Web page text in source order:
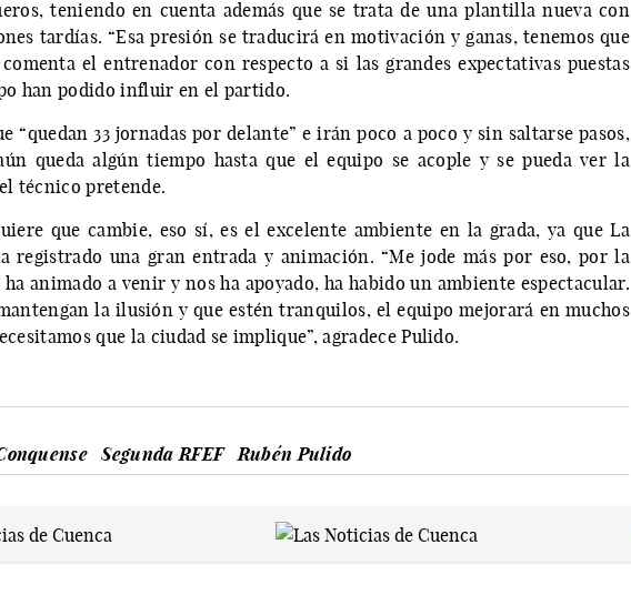
teniendo en cuenta además que se trata de una plantilla nueva con
tardías. “Esa presión se traducirá en motivación y ganas, tenemos que
comenta el entrenador con respecto a si las grandes expectativas puestas
han podido influir en el partido.
“quedan 33 jornadas por delante” e irán poco a poco y sin saltarse pasos,
queda algún tiempo hasta que el equipo se acople y se pueda ver la
técnico pretende.
que cambie, eso sí, es el excelente ambiente en la grada, ya que La
registrado una gran entrada y animación. “Me jode más por eso, por la
ha animado a venir y nos ha apoyado, ha habido un ambiente espectacular.
la ilusión y que estén tranquilos, el equipo mejorará en muchos
que la ciudad se implique”, agradece Pulido.
Segunda RFEF Rubén Pulido